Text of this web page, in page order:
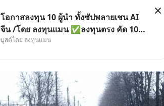
โอกาสลงทุน 10 ผู้นำ ทั้งซัปพลายเชน AI
จีน /โดย ลงทุนแมน ✅ลงทุนตรง คัด 10
ผู้นำเน้น ๆ ในธีม AI จีน ✅คัดเลือกหุ้น
ความจำ โมเดล
บูสต์โดย ลงทุนแมน